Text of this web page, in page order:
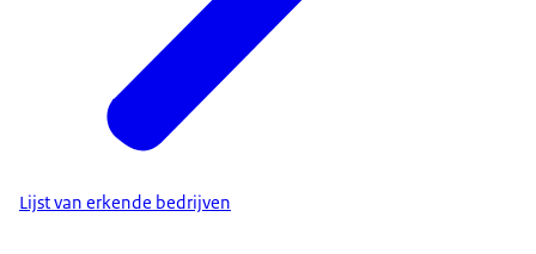
Lijst van erkende bedrijven